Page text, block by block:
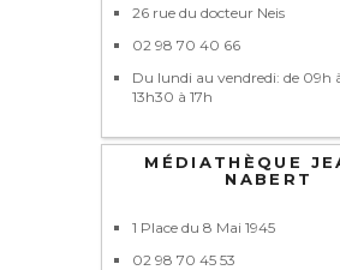
26 rue du docteur Neis
02 98 70 40 66
Du lundi au vendredi: de 09h
13h30 à 17h
MÉDIATHÈQUE
NABERT
1 Place du 8 Mai 1945
02 98 70 45 53